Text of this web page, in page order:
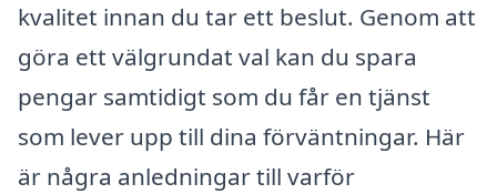
kvalitet innan du tar ett beslut. Genom att
göra ett välgrundat val kan du spara
pengar samtidigt som du får en tjänst
som lever upp till dina förväntningar. Här
är några anledningar till varför